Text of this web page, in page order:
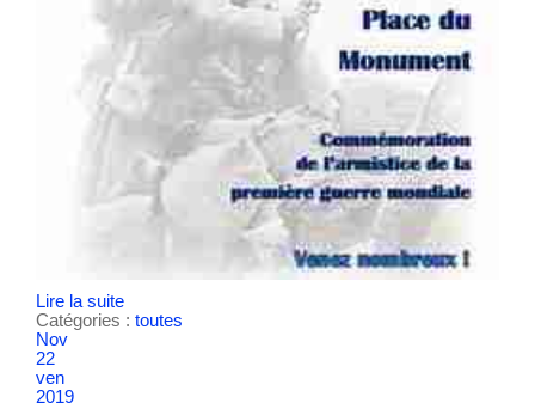
Lire la suite
Catégories : toutes
Nov
22
ven
2019